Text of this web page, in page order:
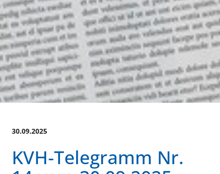
30.09.2025
KVH-Telegramm Nr.